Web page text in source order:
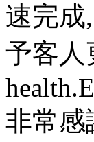
速完成
予客人
非常感